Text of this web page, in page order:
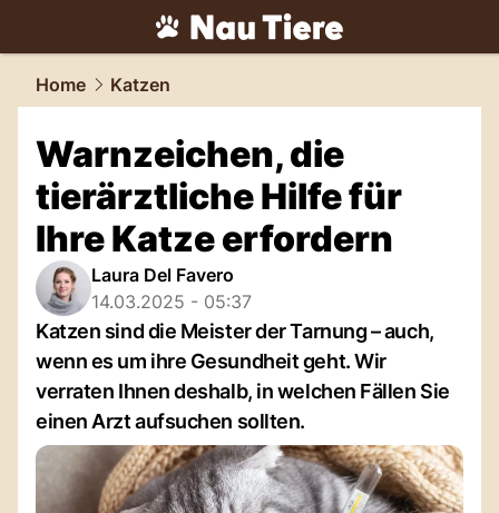
tiere.NAU.ch
Home Katzen
Warnzeichen, die
tierärztliche Hilfe für
Ihre Katze erfordern
Laura Del Favero
14.03.2025 - 05:37
Katzen sind die Meister der Tarnung – auch,
wenn es um ihre Gesundheit geht. Wir
verraten Ihnen deshalb, in welchen Fällen Sie
einen Arzt aufsuchen sollten.